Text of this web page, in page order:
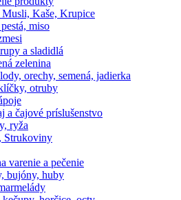
Musli, Kaše, Krupice
miso
a sladidlá
zelenina
orechy, semená, jadierka
otruby
a čajové príslušenstvo
ryža
Strukoviny
varenie a pečenie
bujóny, huby